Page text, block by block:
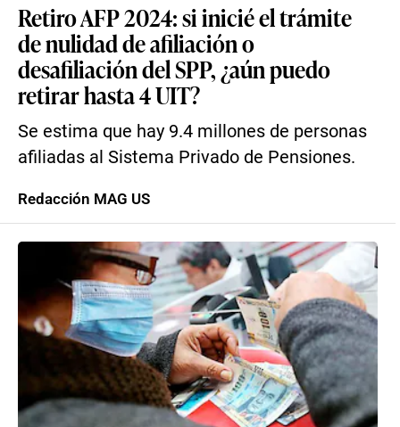
Retiro AFP 2024: si inicié el trámite
de nulidad de afiliación o
desafiliación del SPP, ¿aún puedo
retirar hasta 4 UIT?
Se estima que hay 9.4 millones de personas
afiliadas al Sistema Privado de Pensiones.
Redacción MAG US